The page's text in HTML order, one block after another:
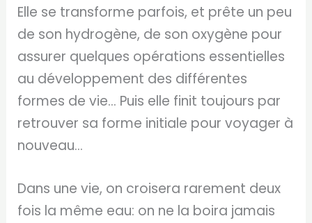
Elle se transforme parfois, et prête un peu
de son hydrogène, de son oxygène pour
assurer quelques opérations essentielles
au développement des différentes
formes de vie… Puis elle finit toujours par
retrouver sa forme initiale pour voyager à
nouveau…
Dans une vie, on croisera rarement deux
fois la même eau: on ne la boira jamais